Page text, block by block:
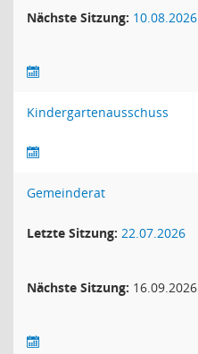
Nächste Sitzung: 10.08.2026
Kindergartenausschuss
Gemeinderat
Letzte Sitzung: 22.07.2026
Nächste Sitzung: 16.09.2026